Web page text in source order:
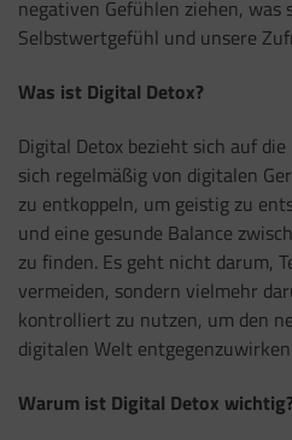
negativen Gefühlen ziehen, was
Selbstwertgefühl und unsere
Was ist Digital Detox?
Digital Detox bezieht sich auf
sich regelmäßig von digitalen
zu entkoppeln, um geistig zu
und eine gesunde Balance
zu finden. Es geht nicht darum,
vermeiden, sondern vielmehr
kontrolliert zu nutzen, um den
digitalen Welt entgegenzuwirken.
Warum ist Digital Detox